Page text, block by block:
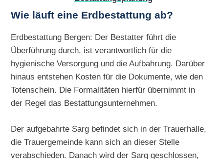
Wie läuft eine Erdbestattung ab?
Erdbestattung Bergen: Der Bestatter führt die
Überführung durch, ist verantwortlich für die
hygienische Versorgung und die Aufbahrung. Darüber
hinaus entstehen Kosten für die Dokumente, wie den
Totenschein. Die Formalitäten hierfür übernimmt in
der Regel das Bestattungsunternehmen.
Der aufgebahrte Sarg befindet sich in der Trauerhalle,
die Trauergemeinde kann sich an dieser Stelle
verabschieden. Danach wird der Sarg geschlossen,